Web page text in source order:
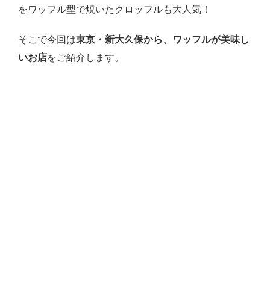
をワッフル型で焼いたクロッフルも大人気！
そこで今回は東京・新大久保から、ワッフルが美味し
いお店をご紹介します。